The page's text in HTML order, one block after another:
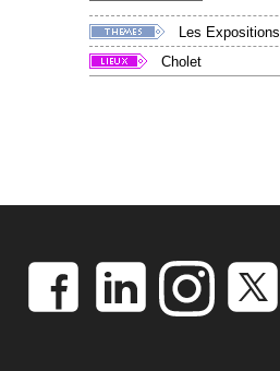
Les Expositions
Cholet